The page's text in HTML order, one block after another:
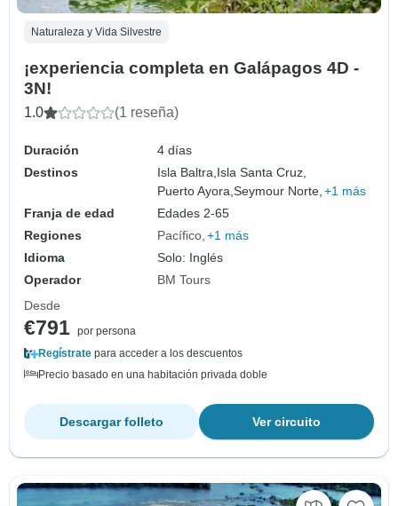
Naturaleza y Vida Silvestre
¡experiencia completa en Galápagos 4D -
3N!
1.0 (1 reseña)
Duración
4 días
Destinos
Isla Baltra, Isla Santa Cruz,
Puerto Ayora,Seymour Norte, +1 más
Franja de edad
Edades 2-65
Regiones
Pacífico +1 más
Idioma
Solo: Inglés
Operador
BM Tours
Desde
€791 por persona
Regístrate para acceder a los descuentos
Precio basado en una habitación privada doble
Ver circuito
Descargar folleto